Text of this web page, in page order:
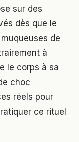
sur des
dès que le
de
à
le corps à sa
choc
réels pour
ce rituel